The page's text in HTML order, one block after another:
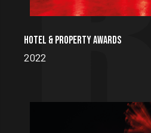
HOTEL & PROPERTY AWARDS
2022